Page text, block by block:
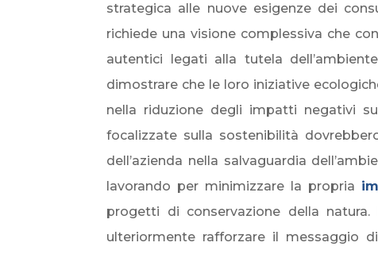
strategica alle nuove esigenze dei
richiede una visione complessiva che
autentici legati alla tutela
dimostrare che le loro iniziative
nella riduzione degli impatti negativi
focalizzate sulla sostenibilità
dell’azienda nella salvaguardia
lavorando per minimizzare la propria im
progetti di conservazione della
ulteriormente rafforzare il messaggio